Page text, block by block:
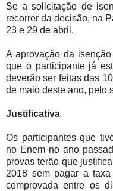
Se a solicitação de
recorrer da decisão, na
23 e 29 de abril.
A aprovação da
que o participante já
deverão ser feitas das
de maio deste ano, pelo
Justificativa
Os participantes que
no Enem no ano
provas terão que
2018 sem pagar a
comprovada entre os